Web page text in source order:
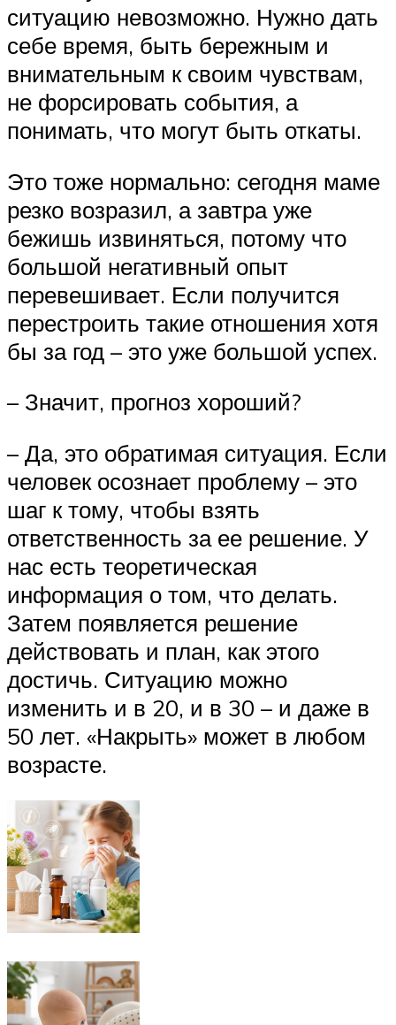
ситуацию невозможно. Нужно дать
себе время, быть бережным и
внимательным к своим чувствам,
не форсировать события, а
понимать, что могут быть откаты.
Это тоже нормально: сегодня маме
резко возразил, а завтра уже
бежишь извиняться, потому что
большой негативный опыт
перевешивает. Если получится
перестроить такие отношения хотя
бы за год – это уже большой успех.
– Значит, прогноз хороший?
– Да, это обратимая ситуация. Если
человек осознает проблему – это
шаг к тому, чтобы взять
ответственность за ее решение. У
нас есть теоретическая
информация о том, что делать.
Затем появляется решение
действовать и план, как этого
достичь. Ситуацию можно
изменить и в 20, и в 30 – и даже в
50 лет. «Накрыть» может в любом
возрасте.